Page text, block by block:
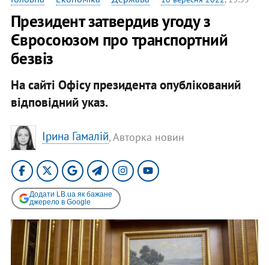
Президент затвердив угоду з
Євросоюзом про транспортний
безвіз
На сайті Офісу президента опублікований
відповідний указ.
Ірина Гамалій, Авторка новин
Додати LB.ua як бажане
джерело в Google